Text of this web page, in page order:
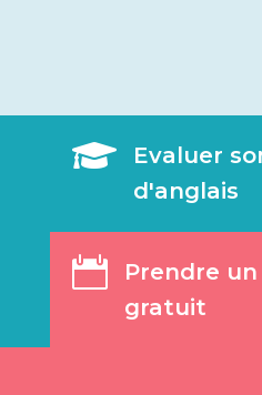

Evaluer
d'anglais

Prendre
gratuit